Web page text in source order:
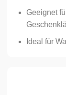
Geeignet
Ideal für